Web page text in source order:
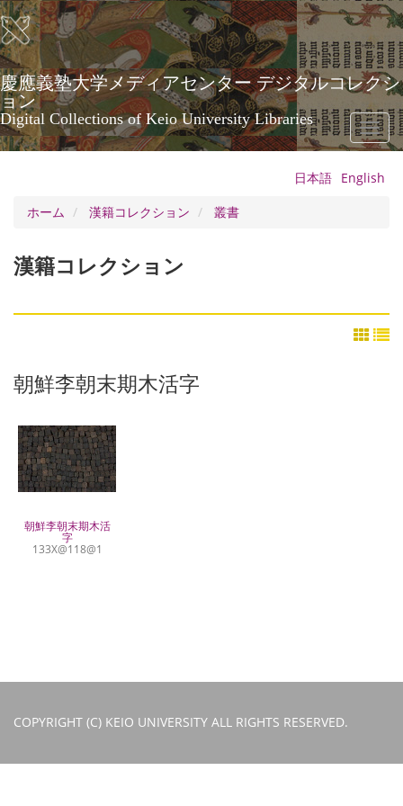
メ
イ
ン
コ
ン
テ
ン
ツ
に
慶應義塾大学メディアセンター デジタルコレクシ
ョン
Digital Collections of Keio University Libraries
Toggle
日本語 English
ホーム
漢籍コレクション 叢書
漢籍コレクション
朝鮮李朝末期木活字
朝鮮李朝末期木活
字
133X@118@1
COPYRIGHT (C) KEIO UNIVERSITY ALL RIGHTS RESERVED.